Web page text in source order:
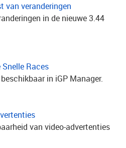
van veranderingen
in de nieuwe 3.44
Races
in iGP Manager.
van video-advertenties